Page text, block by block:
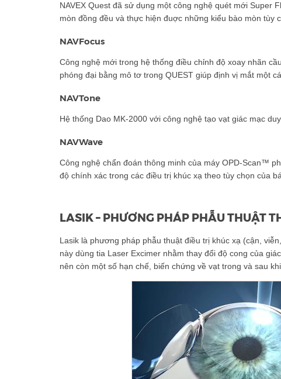
NAVEX Quest đã sử dụng một công nghệ quét mới Super
mòn đồng đều và thực hiện đuợc những kiểu bào mòn tùy
NAVFocus
Công nghệ mới trong hệ thống điều chỉnh độ xoay nhãn
phóng đại bằng mô tơ trong QUEST giúp định vị mắt một
NAVTone
Hệ thống Dao MK-2000 với công nghệ tạo vạt giác mạc
NAVWave
Công nghệ chẩn đoán thông minh của máy OPD-Scan™
độ chính xác trong các điều trị khúc xạ theo tùy chọn của
LASIK – PHƯƠNG PHÁP PHẪU THUẬT
Lasik là phương pháp phẫu thuật điều trị khúc xạ (cận,
này dùng tia Laser Excimer nhằm thay đổi độ cong của
nên còn một số hạn chế, biến chứng về vạt trong và sau